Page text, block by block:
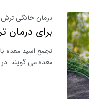
درمان خانگی
برای
تجمع اسید معده
معده می گویند.